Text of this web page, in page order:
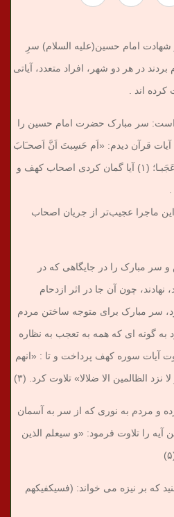
امام حسین(علیه السلام) سرِ
در هر دو شهر، افراد متعدد،‌ آیاتی
‌اند .
است‌: سر مبارک حضرت امام حسین‌ را
آیات قرآن دیدم: «اَم حَسِبت‌َ اَن‌َّ اَصحـَاب‌َ
الکَهف‌ِ والرَّقیم‌ِ کانوا مِن ءایـَتِنا عَجَبـا؛ (۱) آیا گمان کردی اصحاب کهف و
ماجرا عجیب‌تر از جریان اصحاب
سر مبارک را در جایگاهی که در
چون آن جا در اثر ازدحام
سر مبارک برای متوجه ساختن مردم
به گونه ای که همه به تعجب به نظاره
آیات سوره کهف پرداخت و تا : «انهم
نزد الظالمین الا ضلالا» تلاوت کرد. (۳)
و مردم به نوری که از سر به آسمان
آیه را تلاوت فرمود: «و سیعلم الذین
که بر نیزه می خواند: (فسیکفیکهم